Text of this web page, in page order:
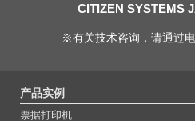
CITIZEN SYSTEMS
※有关技术咨询，请通过电
产品实例
票据打印机